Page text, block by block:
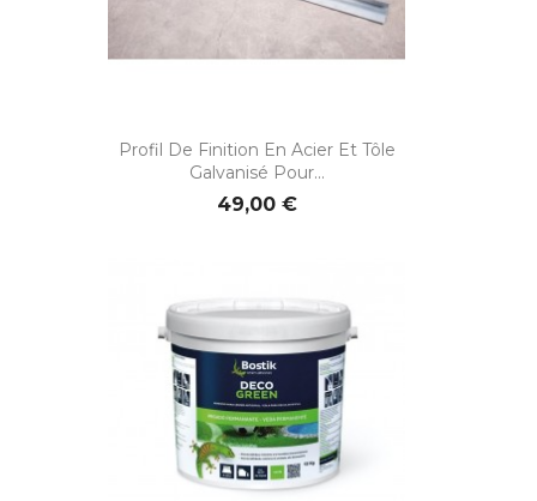
Profil De Finition En Acier Et Tôle
Galvanisé Pour...
49,00 €